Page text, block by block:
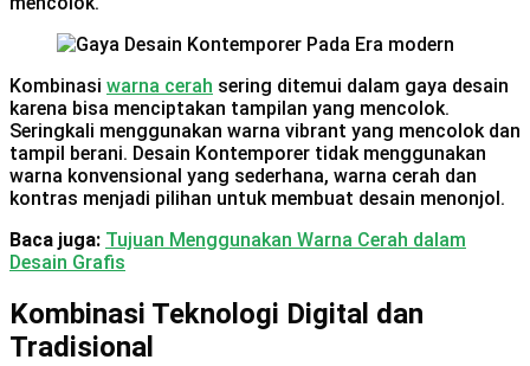
Kombinasi warna cerah sering ditemui dalam gaya desain
karena bisa menciptakan tampilan yang mencolok.
Seringkali menggunakan warna vibrant yang mencolok dan
tampil berani. Desain Kontemporer tidak menggunakan
warna konvensional yang sederhana, warna cerah dan
kontras menjadi pilihan untuk membuat desain menonjol.
Baca juga: Tujuan Menggunakan Warna Cerah dalam
Desain Grafis
Kombinasi Teknologi Digital dan
Tradisional